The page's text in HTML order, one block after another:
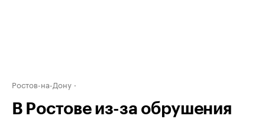
Ростов-на-Дону
В Ростове из-за обрушения